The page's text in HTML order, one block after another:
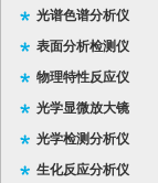
光谱色谱分析仪
表面分析检测仪
物理特性反应仪
光学显微放大镜
光学检测分析仪
生化反应分析仪